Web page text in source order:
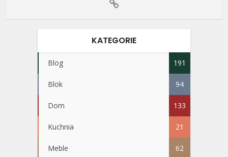
KATEGORIE
Blog 191
Blok 94
Dom 133
Kuchnia 21
Meble 62